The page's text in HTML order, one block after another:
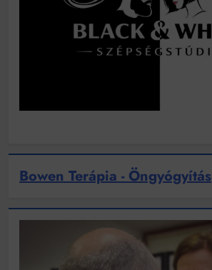
Bowen Terápia - Öngyógyítás